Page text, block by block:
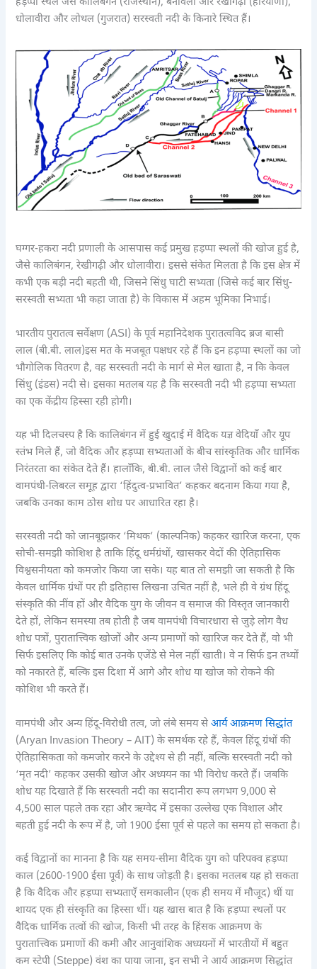
हड़प्पा स्थल जैसे कालिबंगन (राजस्थान), बनावली और रेखीगढ़ी (हरियाणा),
धोलावीरा और लोथल (गुजरात) सरस्वती नदी के किनारे स्थित हैं।
घग्गर-हकरा नदी प्रणाली के आसपास कई प्रमुख हड़प्पा स्थलों की खोज हुई है,
जैसे कालिबंगन, रेखीगढ़ी और धोलावीरा। इससे संकेत मिलता है कि इस क्षेत्र में
कभी एक बड़ी नदी बहती थी, जिसने सिंधु घाटी सभ्यता (जिसे कई बार सिंधु-
सरस्वती सभ्यता भी कहा जाता है) के विकास में अहम भूमिका निभाई।
भारतीय पुरातत्व सर्वेक्षण (ASI) के पूर्व महानिदेशक पुरातत्वविद ब्रज बासी
लाल (बी.बी. लाल)इस मत के मजबूत पक्षधर रहे हैं कि इन हड़प्पा स्थलों का जो
भौगोलिक वितरण है, वह सरस्वती नदी के मार्ग से मेल खाता है, न कि केवल
सिंधु (इंडस) नदी से। इसका मतलब यह है कि सरस्वती नदी भी हड़प्पा सभ्यता
का एक केंद्रीय हिस्सा रही होगी।
यह भी दिलचस्प है कि कालिबंगन में हुई खुदाई में वैदिक यज्ञ वेदियाँ और यूप
स्तंभ मिले हैं, जो वैदिक और हड़प्पा सभ्यताओं के बीच सांस्कृतिक और धार्मिक
निरंतरता का संकेत देते हैं। हालाँकि, बी.बी. लाल जैसे विद्वानों को कई बार
वामपंथी-लिबरल समूह द्वारा ‘हिंदुत्व-प्रभावित’ कहकर बदनाम किया गया है,
जबकि उनका काम ठोस शोध पर आधारित रहा है।
सरस्वती नदी को जानबूझकर ‘मिथक’ (काल्पनिक) कहकर खारिज करना, एक
सोची-समझी कोशिश है ताकि हिंदू धर्मग्रंथों, खासकर वेदों की ऐतिहासिक
विश्वसनीयता को कमजोर किया जा सके। यह बात तो समझी जा सकती है कि
केवल धार्मिक ग्रंथों पर ही इतिहास लिखना उचित नहीं है, भले ही वे ग्रंथ हिंदू
संस्कृति की नींव हों और वैदिक युग के जीवन व समाज की विस्तृत जानकारी
देते हों, लेकिन समस्या तब होती है जब वामपंथी विचारधारा से जुड़े लोग वैध
शोध पत्रों, पुरातात्त्विक खोजों और अन्य प्रमाणों को खारिज कर देते हैं, वो भी
सिर्फ इसलिए कि कोई बात उनके एजेंडे से मेल नहीं खाती। वे न सिर्फ इन तथ्यों
को नकारते हैं, बल्कि इस दिशा में आगे और शोध या खोज को रोकने की
कोशिश भी करते हैं।
वामपंथी और अन्य हिंदू-विरोधी तत्व, जो लंबे समय सेआर्य आक्रमण सिद्धांत
(Aryan Invasion Theory – AIT) के समर्थक रहे हैं, केवल हिंदू ग्रंथों की
ऐतिहासिकता को कमजोर करने के उद्देश्य से ही नहीं, बल्कि सरस्वती नदी को
‘मृत नदी’ कहकर उसकी खोज और अध्ययन का भी विरोध करते हैं। जबकि
शोध यह दिखाते हैं कि सरस्वती नदी का सदानीरा रूप लगभग 9,000 से
4,500 साल पहले तक रहा और ऋग्वेद में इसका उल्लेख एक विशाल और
बहती हुई नदी के रूप में है, जो 1900 ईसा पूर्व से पहले का समय हो सकता है।
कई विद्वानों का मानना है कि यह समय-सीमा वैदिक युग को परिपक्व हड़प्पा
काल (2600-1900 ईसा पूर्व) के साथ जोड़ती है। इसका मतलब यह हो सकता
है कि वैदिक और हड़प्पा सभ्यताएँ समकालीन (एक ही समय में मौजूद) थीं या
शायद एक ही संस्कृति का हिस्सा थीं। यह खास बात है कि हड़प्पा स्थलों पर
वैदिक धार्मिक तत्वों की खोज, किसी भी तरह के हिंसक आक्रमण के
पुरातात्त्विक प्रमाणों की कमी और आनुवांशिक अध्ययनों में भारतीयों में बहुत
कम स्टेपी (Steppe) वंश का पाया जाना, इन सभी ने आर्य आक्रमण सिद्धांत